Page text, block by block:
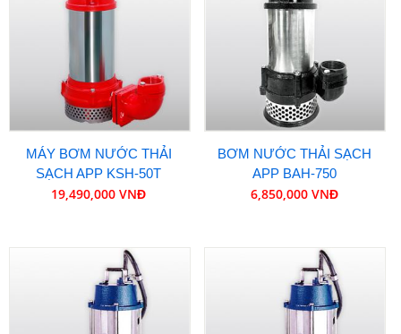
MÁY BƠM NƯỚC THẢI
SẠCH APP KSH-50T
19,490,000 VNĐ
BƠM NƯỚC THẢI SẠCH
APP BAH-750
6,850,000 VNĐ